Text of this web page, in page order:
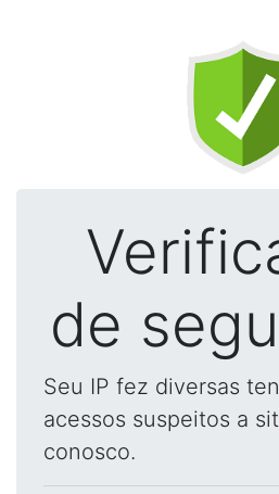
de
Seu IP fez diversas
acessos suspeitos a
conosco.